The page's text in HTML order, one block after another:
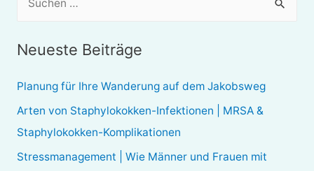
e
n
n
Neueste Beiträge
Planung für Ihre Wanderung auf dem Jakobsweg
Arten von Staphylokokken-Infektionen | MRSA &
Staphylokokken-Komplikationen
Stressmanagement | Wie Männer und Frauen mit